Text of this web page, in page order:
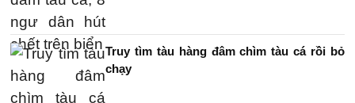
Truy tìm tàu hàng đâm chìm tàu cá rồi bỏ
chạy